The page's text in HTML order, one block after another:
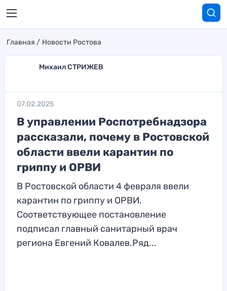
Главная Новости Ростова
Михаил СТРИЖЕВ
07.02.2025
В управлении Роспотребнадзора
рассказали, почему в Ростовской
области ввели карантин по
гриппу и ОРВИ
В Ростовской области 4 февраля ввели
карантин по гриппу и ОРВИ.
Соответствующее постановление
подписал главный санитарный врач
региона Евгений Ковалев.Ряд...